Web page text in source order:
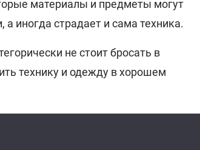
материалы и предметы могут
а иногда страдает и сама техника.
не стоит бросать в
технику и одежду в хорошем